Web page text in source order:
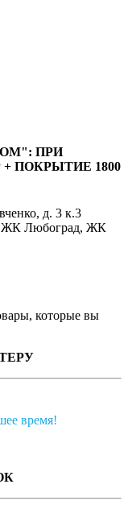
ПРИ
ПОКРЫТИЕ 1800
д. 3 к.3
ЖК Любоград, ЖК
которые вы
время!